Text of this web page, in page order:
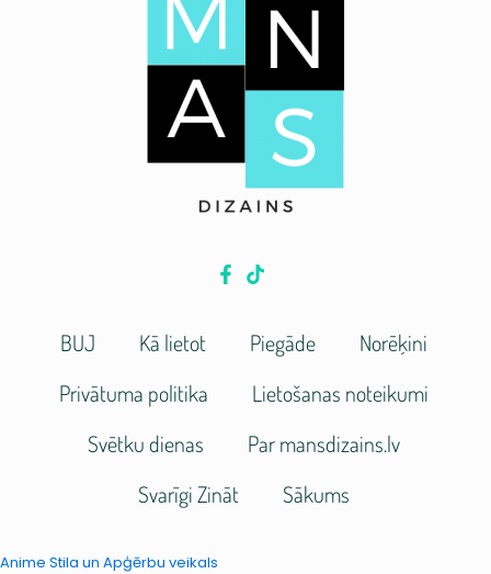
BUJ Kā lietot Piegāde
Norēķini
Privātuma politika
Lietošanas noteikumi
Svētku dienas
Par mansdizains.lv
Svarīgi Zināt
Sākums
Anime Stila un Apģērbu veikals